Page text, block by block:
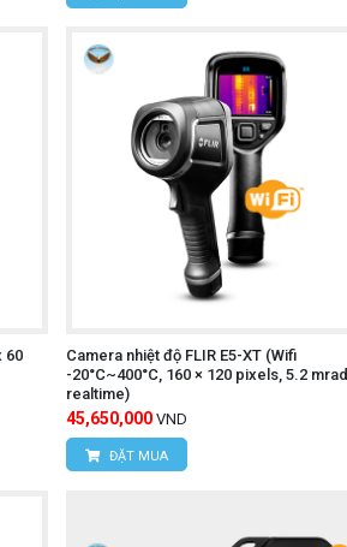
video).
hợp.
nhớ (nếu có).
liên hệ trực tiếp với chúng tôi:
60
Camera nhiệt độ FLIR E5-XT (Wifi
-20°C~400°C, 160 × 120 pixels, 5.2 mrad,
realtime)
45,650,000 VND
ĐẶT MUA